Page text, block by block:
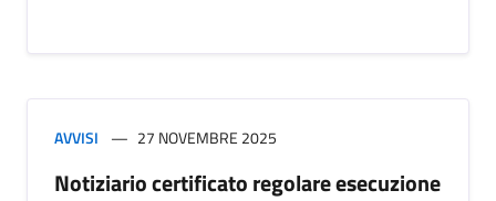
AVVISI 27 NOVEMBRE 2025
Notiziario certificato regolare esecuzione